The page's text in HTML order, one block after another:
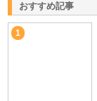
おすすめ記事
1